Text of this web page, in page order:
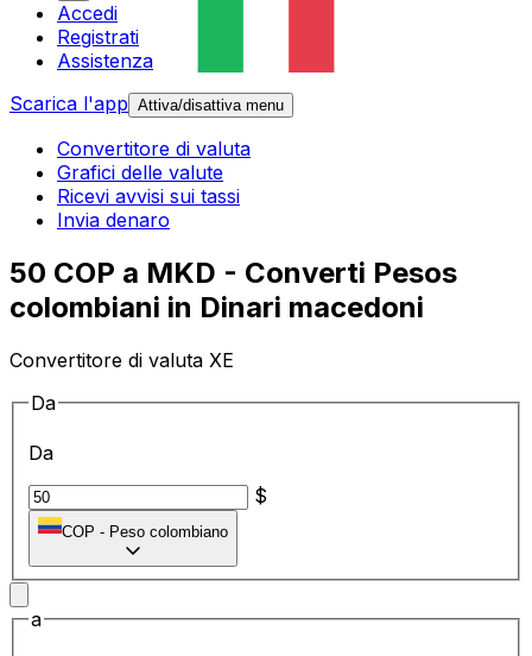
Accedi
Registrati
Assistenza
Scarica l'app Attiva/disattiva menu
Convertitore di valuta
Grafici delle valute
Ricevi avvisi sui tassi
Invia denaro
50 COP a MKD - Converti Pesos
colombiani in Dinari macedoni
Convertitore di valuta XE
Da
Da
$
COP - Peso colombiano
a